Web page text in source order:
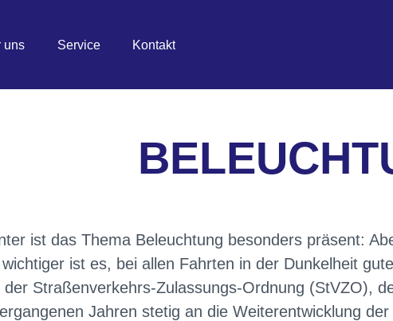
uns Service Kontakt
ist das Thema Beleuchtung besonders präsent:
ist es, bei allen Fahrten in der Dunkelheit
Straßenverkehrs-Zulassungs-Ordnung (StVZO),
Jahren stetig an die Weiterentwicklung